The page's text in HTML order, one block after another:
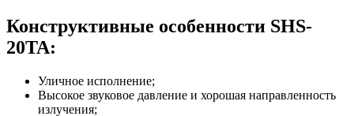
Конструктивные особенности SHS-
20TA:
Уличное исполнение;
Высокое звуковое давление и хорошая направленность
излучения;